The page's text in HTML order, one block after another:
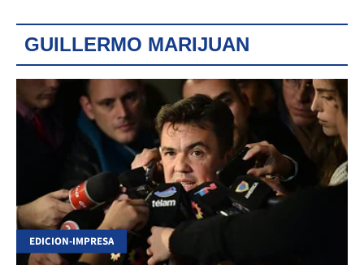
GUILLERMO MARIJUAN
EDICION-IMPRESA